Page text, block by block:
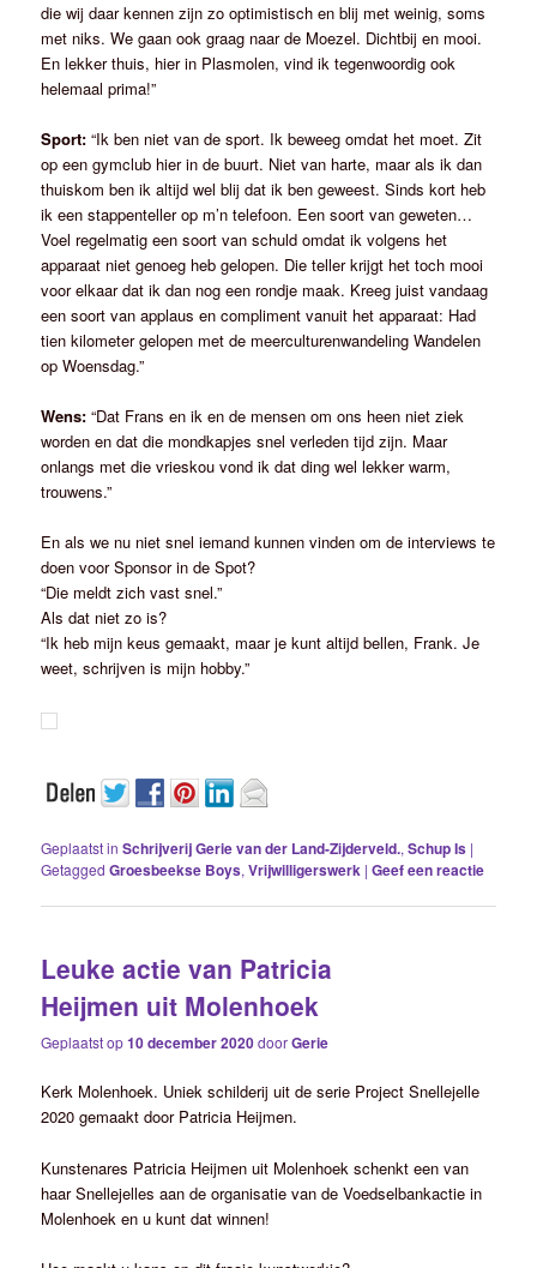
die wij daar kennen zijn zo optimistisch en blij met weinig, soms
met niks. We gaan ook graag naar de Moezel. Dichtbij en mooi.
En lekker thuis, hier in Plasmolen, vind ik tegenwoordig ook
helemaal prima!”
Sport: “Ik ben niet van de sport. Ik beweeg omdat het moet. Zit
op een gymclub hier in de buurt. Niet van harte, maar als ik dan
thuiskom ben ik altijd wel blij dat ik ben geweest. Sinds kort heb
ik een stappenteller op m’n telefoon. Een soort van geweten…
Voel regelmatig een soort van schuld omdat ik volgens het
apparaat niet genoeg heb gelopen. Die teller krijgt het toch mooi
voor elkaar dat ik dan nog een rondje maak. Kreeg juist vandaag
een soort van applaus en compliment vanuit het apparaat: Had
tien kilometer gelopen met de meerculturenwandeling Wandelen
op Woensdag.”
Wens: “Dat Frans en ik en de mensen om ons heen niet ziek
worden en dat die mondkapjes snel verleden tijd zijn. Maar
onlangs met die vrieskou vond ik dat ding wel lekker warm,
trouwens.”
En als we nu niet snel iemand kunnen vinden om de interviews te
doen voor Sponsor in de Spot?
“Die meldt zich vast snel.”
Als dat niet zo is?
“Ik heb mijn keus gemaakt, maar je kunt altijd bellen, Frank. Je
weet, schrijven is mijn hobby.”
Geplaatst in Schrijverij Gerie van der Land-Zijderveld.,Schup Is |
Getagged Groesbeekse Boys,Vrijwilligerswerk |Geef een reactie
Leuke actie van Patricia
Heijmen uit Molenhoek
Geplaatst op10 december 2020doorGerie
Kerk Molenhoek. Uniek schilderij uit de serie Project Snellejelle
2020 gemaakt door Patricia Heijmen.
Kunstenares Patricia Heijmen uit Molenhoek schenkt een van
haar Snellejelles aan de organisatie van de Voedselbankactie in
Molenhoek en u kunt dat winnen!